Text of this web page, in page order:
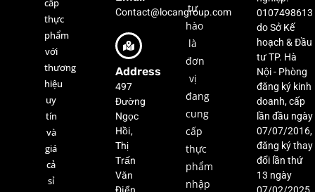
cấp
thực
phẩm
với
thương
hiệu
uy
tín
và
giá
cả
sỉ
Contact@locangroup.com
Address
497
Đường
Ngọc
Hồi,
Thị
Trấn
Văn
tự
hào
là
đơn
vị
đang
cung
cấp
thực
phẩm
nhập
0107498613
do Sở Kế
hoạch & Đầu
tư TP. Hà
Nội - Phòng
đăng ký kinh
doanh, cấp
lần đầu ngày
07/07/2016,
đăng ký thay
đổi lần thứ
13 ngày